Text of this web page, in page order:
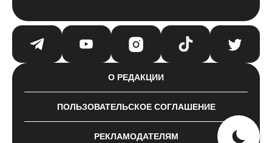
О РЕДАКЦИИ
ПОЛЬЗОВАТЕЛЬСКОЕ СОГЛАШЕНИЕ
РЕКЛАМОДАТЕЛЯМ